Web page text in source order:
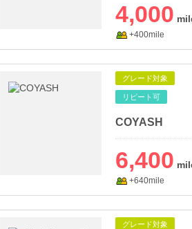
4,000
+400mile
グレード対象
リピート可
COYASH
6,400
+640mile
グレード対象